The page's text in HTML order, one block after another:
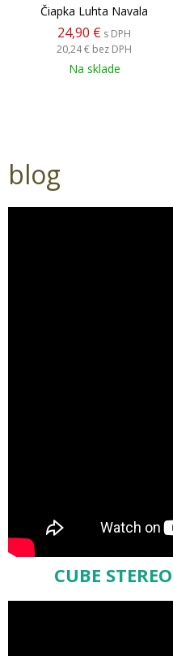
Čiapka Luhta Navala
24,90 € s DPH
20,24 € bez DPH
Na sklade
blog
CUBE